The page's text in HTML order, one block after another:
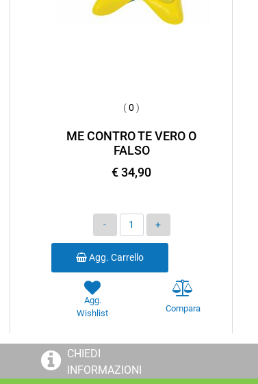
(0 )
ME CONTRO TE VERO O
FALSO
€ 34,90
Quantità
Agg. Carrello
Agg.
Wishlist
Compara
CHIEDI
INFORMAZIONI